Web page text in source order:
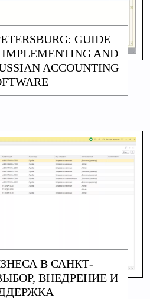
GUIDE
IMPLEMENTING AND
ACCOUNTING
МАКАРОВА
В САНКТ-
ВНЕДРЕНИЕ И
МАКАРОВА